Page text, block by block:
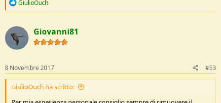
R
c
t
i
o
s
:
GiulioOuch
Giovanni81
8 Novembre 2017 #53
GiulioOuch ha scritto: